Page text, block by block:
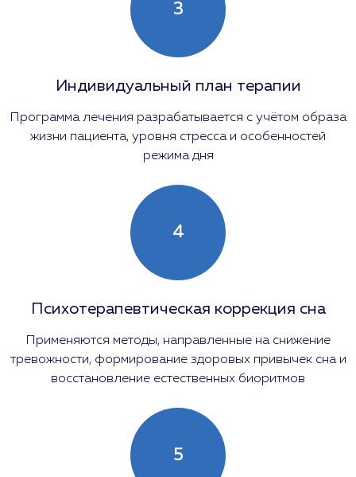
3
Индивидуальный план терапии
Программа лечения разрабатывается с учётом образа
жизни пациента, уровня стресса и особенностей
режима дня
4
Психотерапевтическая коррекция сна
Применяются методы, направленные на снижение
тревожности, формирование здоровых привычек сна и
восстановление естественных биоритмов
5